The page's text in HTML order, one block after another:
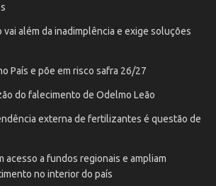
além da inadimplência e exige soluções
País e põe em risco safra 26/27
do falecimento de Odelmo Leão
externa de fertilizantes é questão de
acesso a fundos regionais e ampliam
no interior do país